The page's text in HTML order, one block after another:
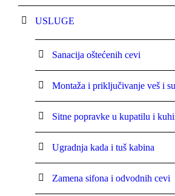
USLUGE
Sanacija oštećenih cevi
Montaža i priključivanje veš i
Sitne popravke u kupatilu i
Ugradnja kada i tuš kabina
Zamena sifona i odvodnih cevi